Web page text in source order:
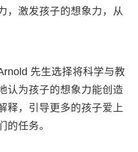
，激发孩子的想象力，从
先生选择将科学与教
认为孩子的想象力能创造
释，引导更多的孩子爱上
的任务。